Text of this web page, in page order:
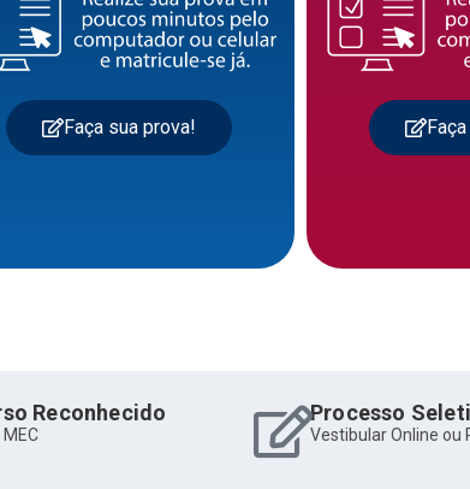
Faça sua prova!
Reconhecido Processo
Vestibular Online ou